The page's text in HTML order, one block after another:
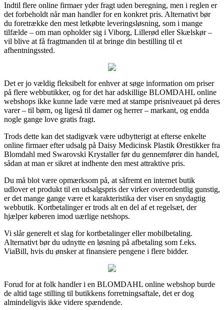
Indtil flere online firmaer yder fragt uden beregning, men i reglen er
det forbeholdt når man handler for en konkret pris. Alternativt bør
du foretrække den mest letkøbte leveringsløsning, som i mange
tilfælde – om man opholder sig i Viborg, Lillerød eller Skælskør –
vil blive at få fragtmanden til at bringe din bestilling til et
afhentningssted.
Det er jo vældig fleksibelt for enhver at søge information om priser
på flere webbutikker, og for det har adskillige BLOMDAHL online
webshops ikke kunne lade være med at stampe prisniveauet på deres
varer – til børn, og ligeså til damer og herrer – markant, og endda
nogle gange love gratis fragt.
Trods dette kan det stadigvæk være udbytterigt at efterse enkelte
online firmaer efter udsalg på Daisy Medicinsk Plastik Ørestikker fra
Blomdahl med Swarovski Krystaller før du gennemfører din handel,
sådan at man er sikret at indhente den mest attraktive pris.
Du må blot være opmærksom på, at såfremt en internet butik
udlover et produkt til en udsalgspris der virker overordentlig gunstig,
er det mange gange være et karakteristika der viser en snydagtig
webbutik. Kortbetalinger er trods alt en del af et regelsæt, der
hjælper køberen imod uærlige netshops.
Vi slår generelt et slag for kortbetalinger eller mobilbetaling.
Alternativt bør du udnytte en løsning på afbetaling som f.eks.
ViaBill, hvis du ønsker at finansiere pengene i flere bidder.
Forud for at folk handler i en BLOMDAHL online webshop burde
de altid tage stilling til butikkens forretningsaftale, det er dog
almindeligvis ikke videre spændende.